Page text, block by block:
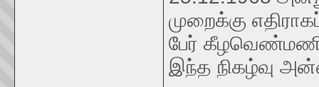
முறைக்கு
பேர்
இந்த நிகழ்வு